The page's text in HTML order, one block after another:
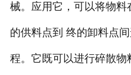
械。应用它，可以将物料
的供料点到 终的卸料点
程。它既可以进行碎散